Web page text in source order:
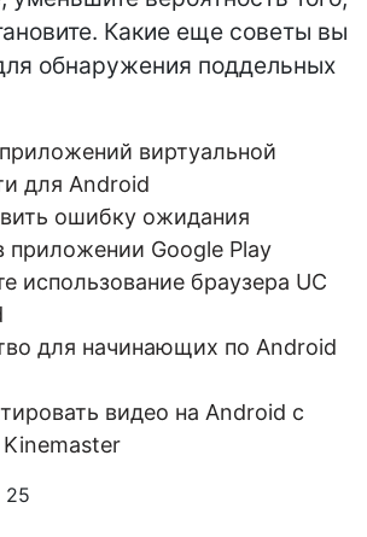
Какие еще советы вы
обнаружения поддельных
виртуальной
для Android
ошибку ожидания
приложении Google Play
использование браузера UC
для начинающих по Android
видео на Android с
25